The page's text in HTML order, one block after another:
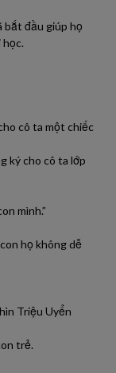
bắt đầu giúp họ
cô ta một chiếc
ký cho cô ta lớp
mình.”
họ không dễ
Triệu Uyển
trẻ.